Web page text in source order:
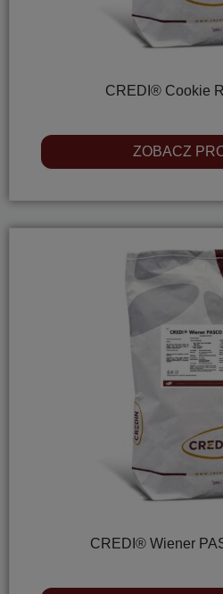
CREDI® Cookie
ZOBACZ
CREDI® Wiener